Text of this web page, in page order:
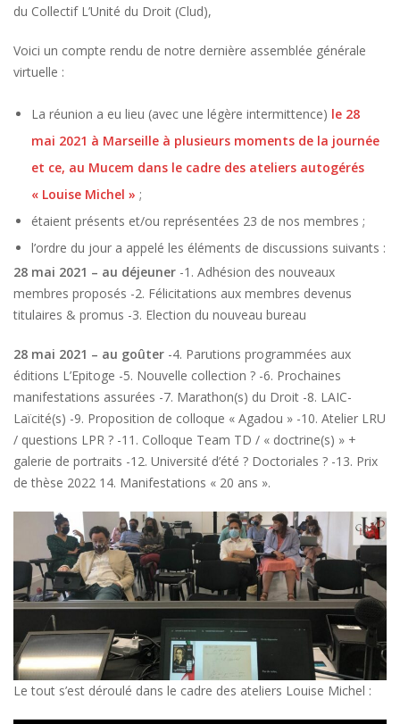
du Collectif L’Unité du Droit (Clud),
Voici un compte rendu de notre dernière assemblée générale
virtuelle :
La réunion a eu lieu (avec une légère intermittence) le 28
mai 2021 à Marseille à plusieurs moments de la journée
et ce, au Mucem dans le cadre des ateliers autogérés
« Louise Michel » ;
étaient présents et/ou représentées 23 de nos membres ;
l’ordre du jour a appelé les éléments de discussions suivants :
28 mai 2021 – au déjeuner -1. Adhésion des nouveaux
membres proposés -2. Félicitations aux membres devenus
titulaires & promus -3. Election du nouveau bureau
28 mai 2021 – au goûter -4. Parutions programmées aux
éditions L’Epitoge -5. Nouvelle collection ? -6. Prochaines
manifestations assurées -7. Marathon(s) du Droit -8. LAIC-
Laïcité(s) -9. Proposition de colloque « Agadou » -10. Atelier LRU
/ questions LPR ? -11. Colloque Team TD / « doctrine(s) » +
galerie de portraits -12. Université d’été ? Doctoriales ? -13. Prix
de thèse 2022 14. Manifestations « 20 ans ».
Le tout s’est déroulé dans le cadre des ateliers Louise Michel :